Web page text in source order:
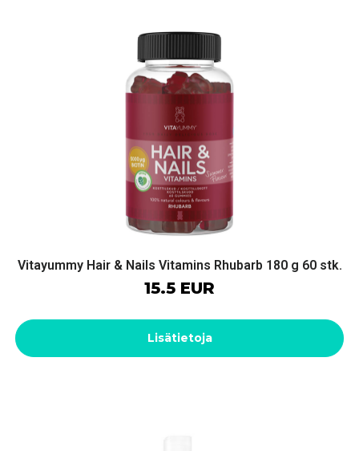
Vitayummy Hair & Nails Vitamins Rhubarb 180 g 60 stk.
15.5 EUR
Lisätietoja